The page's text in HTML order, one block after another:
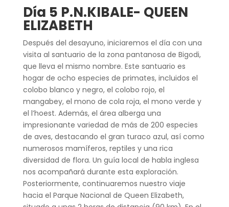
Día 5 P.N.KIBALE- QUEEN
ELIZABETH
Después del desayuno, iniciaremos el día con una
visita al santuario de la zona pantanosa de Bigodi,
que lleva el mismo nombre. Este santuario es
hogar de ocho especies de primates, incluidos el
colobo blanco y negro, el colobo rojo, el
mangabey, el mono de cola roja, el mono verde y
el l’hoest. Además, el área alberga una
impresionante variedad de más de 200 especies
de aves, destacando el gran turaco azul, así como
numerosos mamíferos, reptiles y una rica
diversidad de flora. Un guía local de habla inglesa
nos acompañará durante esta exploración.
Posteriormente, continuaremos nuestro viaje
hacia el Parque Nacional de Queen Elizabeth,